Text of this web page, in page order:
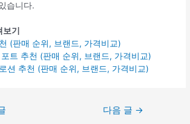
습니다.
기
(판매 순위, 브랜드, 가격비교)
트 추천 (판매 순위, 브랜드, 가격비교)
션 추천 (판매 순위, 브랜드, 가격비교)
다음 글 →